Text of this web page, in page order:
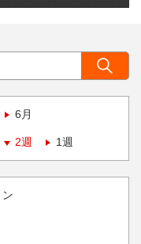
6月
2週 1週